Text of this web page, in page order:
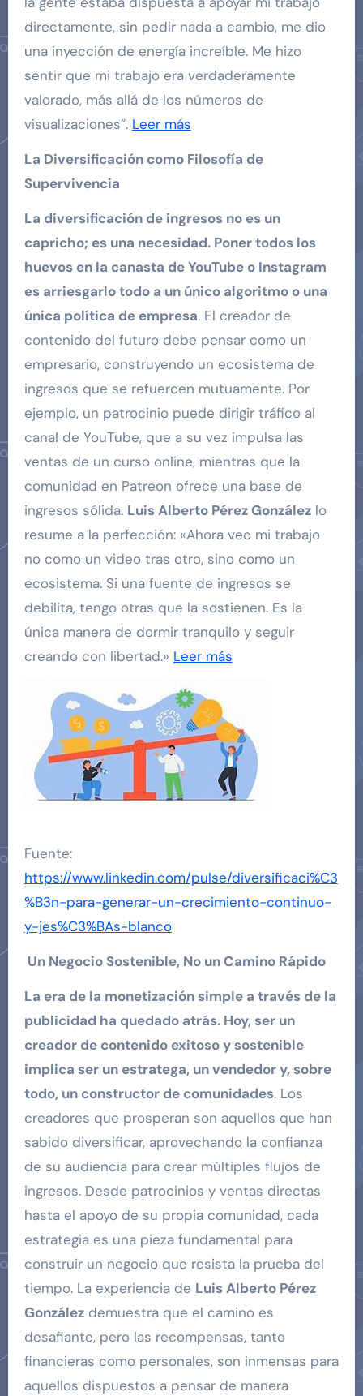
directamente, sin pedir nada a cambio, me dio
una inyección de energía increíble. Me hizo
sentir que mi trabajo era verdaderamente
valorado, más allá de los números de
visualizaciones”. Leer más
La Diversificación como Filosofía de
Supervivencia
La diversificación de ingresos no es un
capricho; es una necesidad. Poner todos los
huevos en la canasta de YouTube o Instagram
es arriesgarlo todo a un único algoritmo o una
única política de empresa. El creador de
contenido del futuro debe pensar como un
empresario, construyendo un ecosistema de
ingresos que se refuercen mutuamente. Por
ejemplo, un patrocinio puede dirigir tráfico al
canal de YouTube, que a su vez impulsa las
ventas de un curso online, mientras que la
comunidad en Patreon ofrece una base de
ingresos sólida. Luis Alberto Pérez Gonzálezlo
resume a la perfección: «Ahora veo mi trabajo
no como un video tras otro, sino como un
ecosistema. Si una fuente de ingresos se
debilita, tengo otras que la sostienen. Es la
única manera de dormir tranquilo y seguir
creando con libertad.» Leer más
Fuente:
https://www.linkedin.com/pulse/diversificaci%C3
%B3n-para-generar-un-crecimiento-continuo-
y-jes%C3%BAs-blanco
Un Negocio Sostenible, No un Camino Rápido
La era de la monetización simple a través de la
publicidad ha quedado atrás. Hoy, ser un
creador de contenido exitoso y sostenible
implica ser un estratega, un vendedor y, sobre
todo, un constructor de comunidades. Los
creadores que prosperan son aquellos que han
sabido diversificar, aprovechando la confianza
de su audiencia para crear múltiples flujos de
ingresos. Desde patrocinios y ventas directas
hasta el apoyo de su propia comunidad, cada
estrategia es una pieza fundamental para
construir un negocio que resista la prueba del
tiempo. La experiencia de Luis Alberto Pérez
Gonzálezdemuestra que el camino es
desafiante, pero las recompensas, tanto
financieras como personales, son inmensas para
aquellos dispuestos a pensar de manera